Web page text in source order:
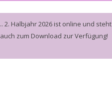
.. 2. Halbjahr 2026 ist online und steht
auch zum Download zur Verfügung!